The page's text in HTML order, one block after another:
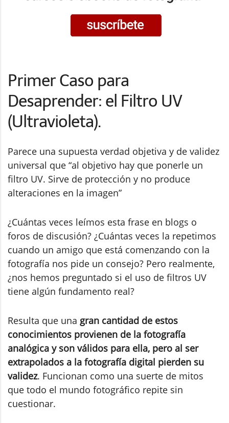
Primer Caso para
Desaprender: el Filtro UV
(Ultravioleta).
Parece una supuesta verdad objetiva y de validez
universal que “al objetivo hay que ponerle un
filtro UV. Sirve de protección y no produce
alteraciones en la imagen”
¿Cuántas veces leímos esta frase en blogs o
foros de discusión? ¿Cuántas veces la repetimos
cuando un amigo que está comenzando con la
fotografía nos pide un consejo? Pero realmente,
¿nos hemos preguntado si el uso de filtros UV
tiene algún fundamento real?
Resulta que una gran cantidad de estos
conocimientos provienen de la fotografía
analógica y son válidos para ella, pero al ser
extrapolados a la fotografía digital pierden su
validez. Funcionan como una suerte de mitos
que todo el mundo fotográfico repite sin
cuestionar.